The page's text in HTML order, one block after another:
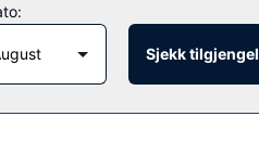
Sjekk